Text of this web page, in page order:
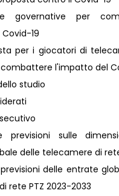
governative per
19
per i giocatori di
combattere l'impatto del
studio
previsioni sulle
delle telecamere di
previsioni delle entrate
rete PTZ 2023-2033